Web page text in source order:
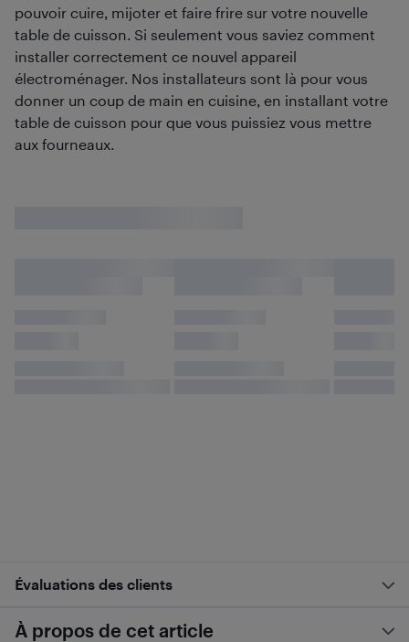
pouvoir cuire, mijoter et faire frire sur votre nouvelle
table de cuisson. Si seulement vous saviez comment
installer correctement ce nouvel appareil
électroménager. Nos installateurs sont là pour vous
donner un coup de main en cuisine, en installant votre
table de cuisson pour que vous puissiez vous mettre
aux fourneaux.
Évaluations des clients
À propos de cet article